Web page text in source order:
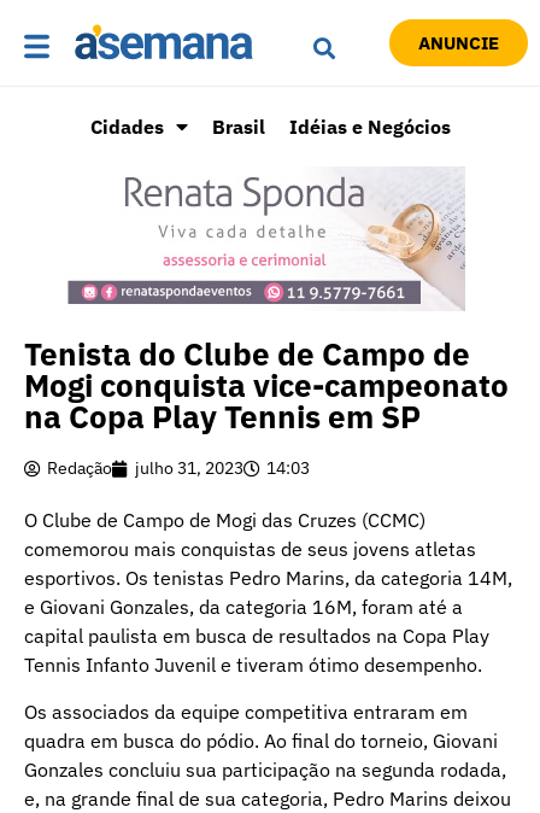
ANUNCIE
Cidades Brasil Idéias e Negócios
Tenista do Clube de Campo de
Mogi conquista vice-campeonato
na Copa Play Tennis em SP
Redação julho 31, 2023 14:03
O Clube de Campo de Mogi das Cruzes (CCMC)
comemorou mais conquistas de seus jovens atletas
esportivos. Os tenistas Pedro Marins, da categoria 14M,
e Giovani Gonzales, da categoria 16M, foram até a
capital paulista em busca de resultados na Copa Play
Tennis Infanto Juvenil e tiveram ótimo desempenho.
Os associados da equipe competitiva entraram em
quadra em busca do pódio. Ao final do torneio, Giovani
Gonzales concluiu sua participação na segunda rodada,
e, na grande final de sua categoria, Pedro Marins deixou